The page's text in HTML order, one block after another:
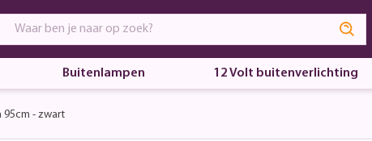
Buitenlampen 12 Volt buitenverlichting
95cm - zwart